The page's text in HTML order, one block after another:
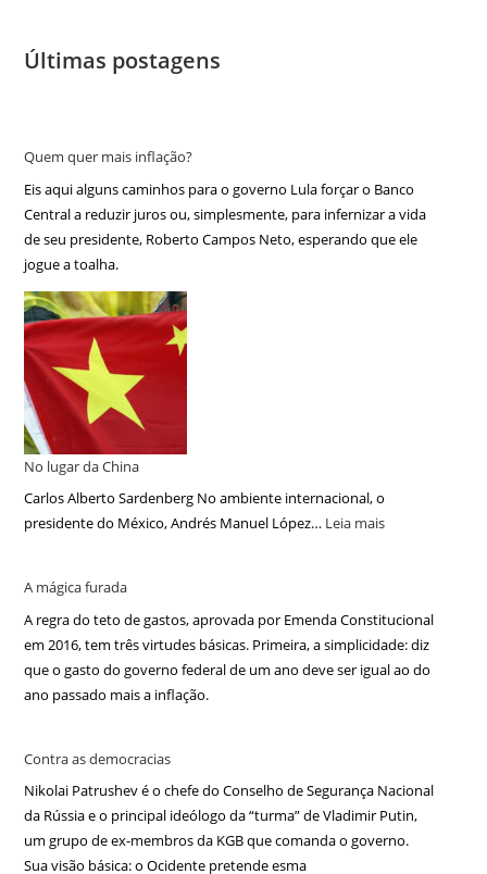
Últimas postagens
Quem quer mais inflação?
Eis aqui alguns caminhos para o governo Lula forçar o Banco
Central a reduzir juros ou, simplesmente, para infernizar a vida
de seu presidente, Roberto Campos Neto, esperando que ele
jogue a toalha.
No lugar da China
Carlos Alberto Sardenberg No ambiente internacional, o
presidente do México, Andrés Manuel López… Leia mais
A mágica furada
A regra do teto de gastos, aprovada por Emenda Constitucional
em 2016, tem três virtudes básicas. Primeira, a simplicidade: diz
que o gasto do governo federal de um ano deve ser igual ao do
ano passado mais a inflação.
Contra as democracias
Nikolai Patrushev é o chefe do Conselho de Segurança Nacional
da Rússia e o principal ideólogo da “turma” de Vladimir Putin,
um grupo de ex-membros da KGB que comanda o governo.
Sua visão básica: o Ocidente pretende esma